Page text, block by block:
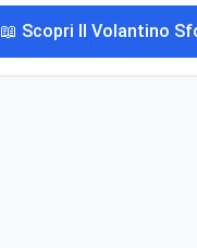
📖 Scopri Il Volantino